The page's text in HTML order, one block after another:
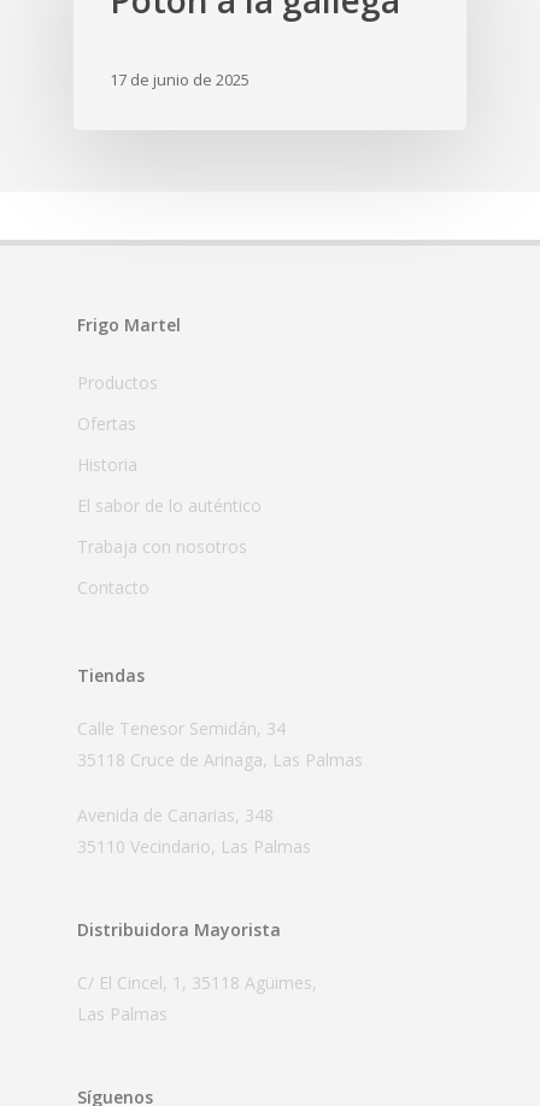
17 de junio de 2025
Frigo Martel
Productos
Ofertas
Historia
El sabor de lo auténtico
Trabaja con nosotros
Contacto
Tiendas
Calle Tenesor Semidán, 34
35118 Cruce de Arinaga, Las Palmas
Avenida de Canarias, 348
35110 Vecindario, Las Palmas
Distribuidora Mayorista
C/ El Cincel, 1, 35118 Agüimes,
Las Palmas
Síguenos